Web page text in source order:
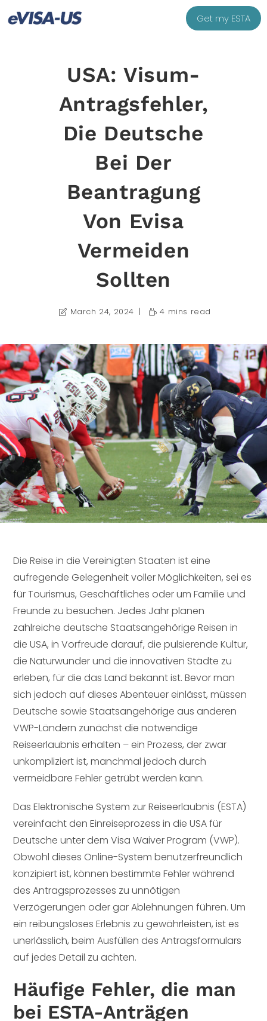
Get my ESTA
USA: Visum-
Antragsfehler,
Die Deutsche
Bei Der
Beantragung
Von Evisa
Vermeiden
Sollten
March 24, 2024 4 mins read
Die Reise in die Vereinigten Staaten ist eine
aufregende Gelegenheit voller Möglichkeiten, sei es
für Tourismus, Geschäftliches oder um Familie und
Freunde zu besuchen. Jedes Jahr planen
zahlreiche deutsche Staatsangehörige Reisen in
die USA, in Vorfreude darauf, die pulsierende Kultur,
die Naturwunder und die innovativen Städte zu
erleben, für die das Land bekannt ist. Bevor man
sich jedoch auf dieses Abenteuer einlässt, müssen
Deutsche sowie Staatsangehörige aus anderen
VWP-Ländern zunächst die notwendige
Reiseerlaubnis erhalten – ein Prozess, der zwar
unkompliziert ist, manchmal jedoch durch
vermeidbare Fehler getrübt werden kann.
Das Elektronische System zur Reiseerlaubnis (ESTA)
vereinfacht den Einreiseprozess in die USA für
Deutsche unter dem Visa Waiver Program (VWP).
Obwohl dieses Online-System benutzerfreundlich
konzipiert ist, können bestimmte Fehler während
des Antragsprozesses zu unnötigen
Verzögerungen oder gar Ablehnungen führen. Um
ein reibungsloses Erlebnis zu gewährleisten, ist es
unerlässlich, beim Ausfüllen des Antragsformulars
auf jedes Detail zu achten.
Häufige Fehler, die man
bei ESTA-Anträgen